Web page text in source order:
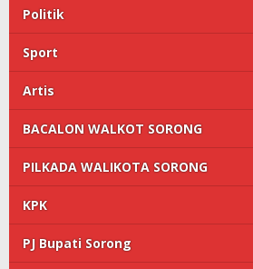
Politik
Sport
Artis
BACALON WALKOT SORONG
PILKADA WALIKOTA SORONG
KPK
PJ Bupati Sorong